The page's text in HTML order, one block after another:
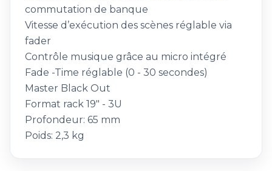
commutation de banque
Vitesse d’exécution des scènes réglable via
fader
Contrôle musique grâce au micro intégré
Fade -Time réglable (0 - 30 secondes)
Master Black Out
Format rack 19" - 3U
Profondeur: 65 mm
Poids: 2,3 kg